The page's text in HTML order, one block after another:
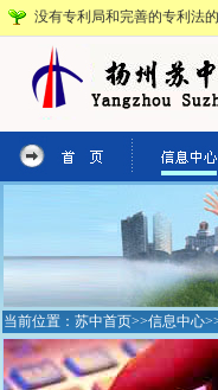
没有专利局和完善的专利法
当前位置： 苏中首页>>信息中心